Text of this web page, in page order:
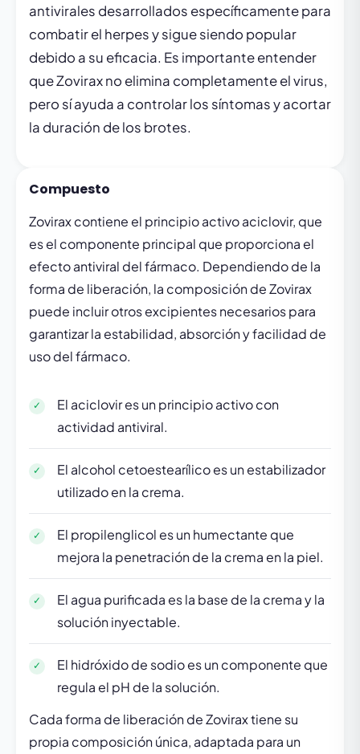
antivirales desarrollados específicamente para
combatir el herpes y sigue siendo popular
debido a su eficacia. Es importante entender
que Zovirax no elimina completamente el virus,
pero sí ayuda a controlar los síntomas y acortar
la duración de los brotes.
Compuesto
Zovirax contiene el principio activo aciclovir, que
es el componente principal que proporciona el
efecto antiviral del fármaco. Dependiendo de la
forma de liberación, la composición de Zovirax
puede incluir otros excipientes necesarios para
garantizar la estabilidad, absorción y facilidad de
uso del fármaco.
El aciclovir es un principio activo con
actividad antiviral.
El alcohol cetoestearílico es un estabilizador
utilizado en la crema.
El propilenglicol es un humectante que
mejora la penetración de la crema en la piel.
El agua purificada es la base de la crema y la
solución inyectable.
El hidróxido de sodio es un componente que
regula el pH de la solución.
Cada forma de liberación de Zovirax tiene su
propia composición única, adaptada para un